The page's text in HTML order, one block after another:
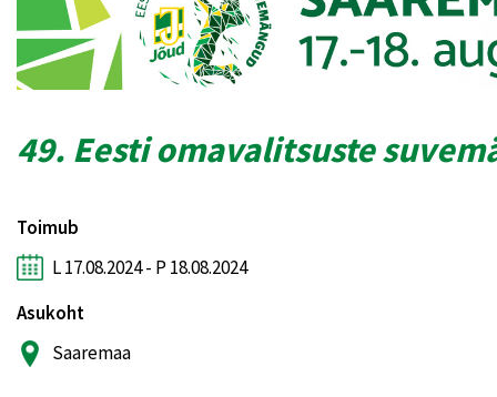
49. Eesti omavalitsuste
Toimub
L 17.08.2024 - P 18.08.2024
Asukoht
Saaremaa